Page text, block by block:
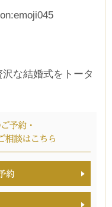
な結婚式をトータ